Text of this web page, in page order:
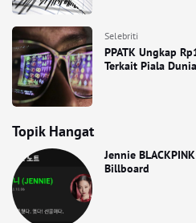
Selebriti
PPATK Ungkap
Terkait Piala
Topik Hangat
Jennie
Billboard